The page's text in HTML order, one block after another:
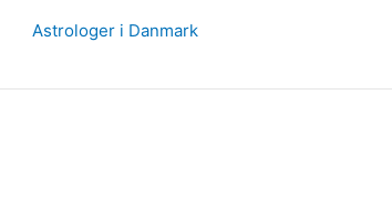
Astrologer i Danmark